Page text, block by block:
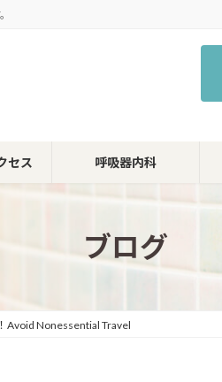
セス 呼吸器内科
ブログ
Avoid Nonessential Travel